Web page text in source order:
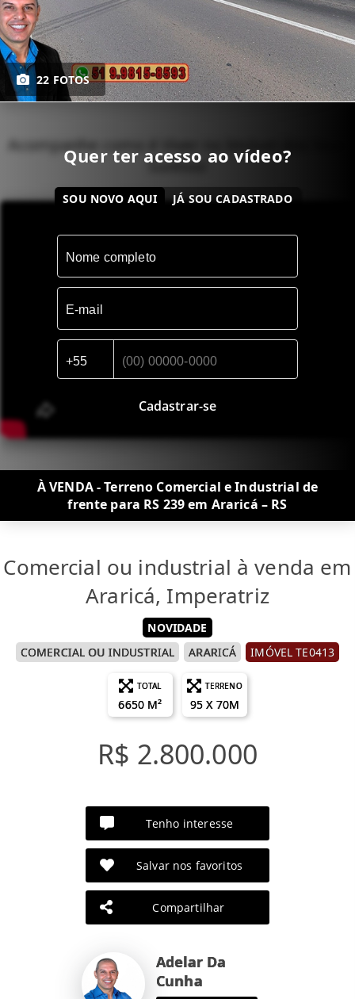
22 FOTOS
Quer ter acesso ao vídeo?
SOU NOVO AQUI JÁ SOU CADASTRADO
Cadastrar-se
Acompanhe como é Viver no Imóvel dos Seus
Sonhos!
À VENDA - Terreno Comercial e Industrial de
frente para RS 239 em Araricá – RS
Comercial ou industrial à venda em
Araricá, Imperatriz
NOVIDADE
COMERCIAL OU INDUSTRIAL
ARARICÁ IMÓVEL TE0413
TOTAL
6650 M²
TERRENO
95 X 70M
R$ 2.800.000
Tenho interesse
Salvar nos favoritos
Compartilhar
Adelar Da
Cunha